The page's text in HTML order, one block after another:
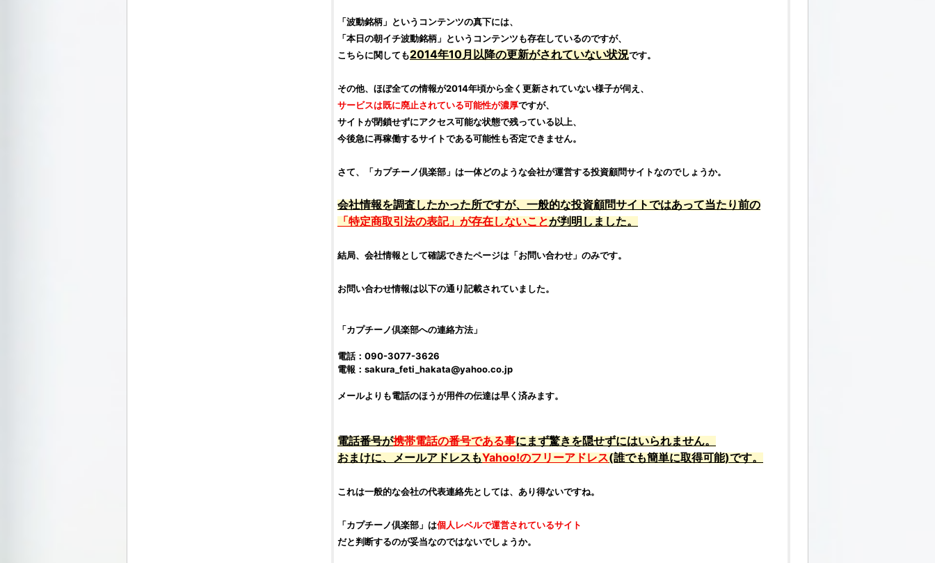
「波動銘柄 」というコンテンツの真下には、
「本日の朝イチ波動銘柄 」というコンテンツも存在しているのですが、
こちらに関しても2014年10月以降の更新がされていない状況です。
その他、ほぼ全ての情報が2014年頃から全く更新されていない様子が伺え、
サービスは既に廃止されている可能性が濃厚ですが、
サイトが閉鎖せずにアクセス可能な状態で残っている以上、
今後急に再稼働するサイトである可能性も否定できません。
さて、「カプチーノ倶楽部 」は一体どのような会社が運営する投資顧問サイトなのでしょうか。
会社情報を調査したかった所ですが、一般的な投資顧問サイトではあって当たり前の
「特定商取引法の表記」が存在しないことが判明しました。
結局、会社情報として確認できたページは「お問い合わせ」のみです。
お問い合わせ情報は以下の通り記載されていました。
「カプチーノ倶楽部への連絡方法」
電話：090-3077-3626
電報： sakura_feti_hakata@yahoo.co.jp
メールよりも電話のほうが用件の伝達は早く済みます。
電話番号が携帯電話の番号である事にまず驚きを隠せずにはいられません。
おまけに、メールアドレスもYahoo!のフリーアドレス(誰でも簡単に取得可能)です。
これは一般的な会社の代表連絡先としては、あり得ないですね。
「カプチーノ倶楽部 」は個人レベルで運営されているサイト
だと判断するのが妥当なのではないでしょうか。